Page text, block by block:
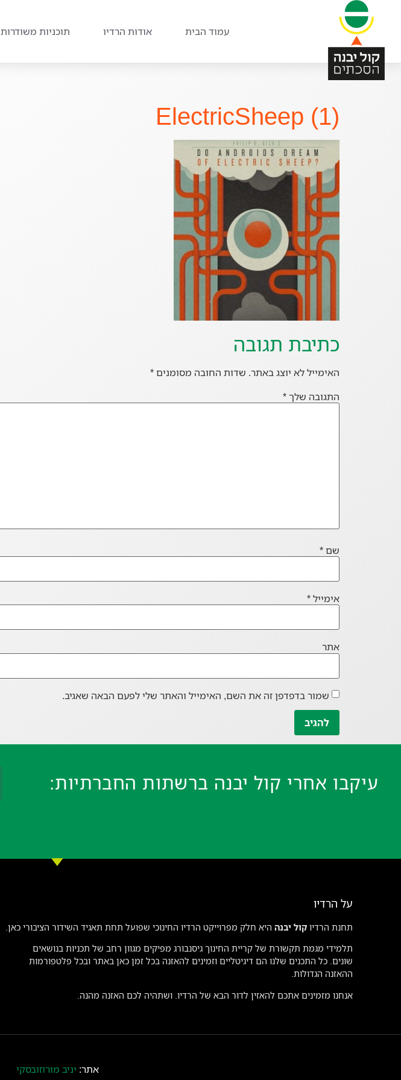
עמוד הבית אודות הרדיו תוכניות משודרות
ElectricSheep (1)
כתיבת תגובה
האימייל לא יוצג באתר. שדות החובה מסומנים*
התגובה שלך*
שם*
אימייל*
אתר
שמור בדפדפן זה את השם, האימייל והאתר שלי לפעם הבאה שאגיב.
עיקבו אחרי קול יבנה ברשתות החברתיות:
על הרדיו
תחנת הרדיו קול יבנה היא חלק מפרוייקט הרדיו החינוכי שפועל תחת תאגיד השידור הציבורי כאן.
תלמידי מגמת תקשורת של קריית החינוך גיסנבורג מפיקים מגוון רחב של תכניות בנושאים
שונים. כל התכנים שלנו הם דיגיטליים וזמינים להאזנה בכל זמן כאן באתר ובכל פלטפורמות
ההאזנה הגדולות.
אנחנו מזמינים אתכם להאזין לדור הבא של הרדיו. ושתהיה לכם האזנה מהנה.
אתר: יניב מורוזובסקי